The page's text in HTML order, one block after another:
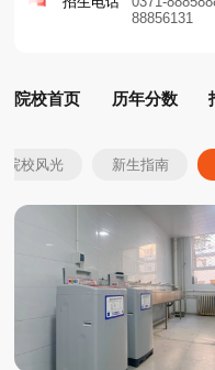
88856131
院校首页 历年分数
院校风光 新生指南